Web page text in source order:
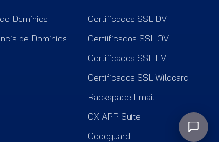
Dominios
de Dominios
Certificados SSL DV
Certiificados SSL OV
Certificados SSL EV
Certificados SSL Wildcard
Rackspace Email
OX APP Suite
Codeguard